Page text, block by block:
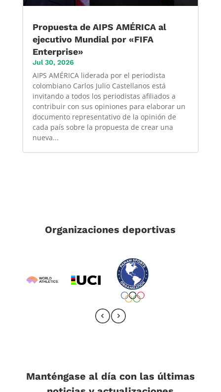
Propuesta de AIPS AMÉRICA al
ejecutivo Mundial por «FIFA
Enterprise»
Jul 30, 2026
AIPS AMÉRICA liderada por el periodista
colombiano Carlos Julio Castellanos está
invitando a todos los periodistas afiliados a
contribuir con sus opiniones para elaborar un
documento representativo de la opinión de
cada país sobre la propuesta de crear una
nueva...
Organizaciones deportivas
Manténgase al día con las últimas